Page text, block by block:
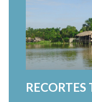
RECORTES